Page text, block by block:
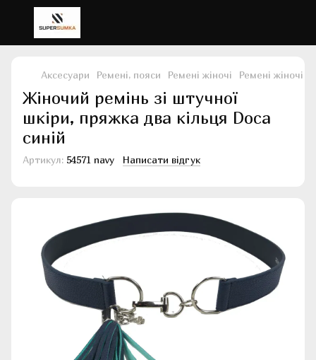
Аксесуари Ремені, пояси Ремені жіночі Ремені жіночі
Жіночий ремінь зі штучної
шкіри, пряжка два кільця Doca
синій
Артикул: 54571 navy Написати відгук